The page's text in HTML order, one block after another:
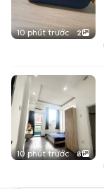
10 phút trước 2
10 phút trước 8